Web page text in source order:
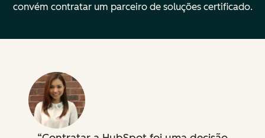
convém contratar um parceiro de soluções certificado.